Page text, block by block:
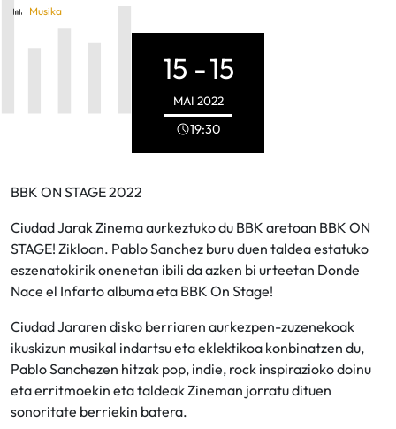
Musika
15 -15
MAI 2022
19:30
BBK ON STAGE 2022
Ciudad Jarak Zinema aurkeztuko du BBK aretoan BBK ON
STAGE! Zikloan. Pablo Sanchez buru duen taldea estatuko
eszenatokirik onenetan ibili da azken bi urteetan Donde
Nace el Infarto albuma eta BBK On Stage!
Ciudad Jararen disko berriaren aurkezpen-zuzenekoak
ikuskizun musikal indartsu eta eklektikoa konbinatzen du,
Pablo Sanchezen hitzak pop, indie, rock inspirazioko doinu
eta erritmoekin eta taldeak Zineman jorratu dituen
sonoritate berriekin batera.